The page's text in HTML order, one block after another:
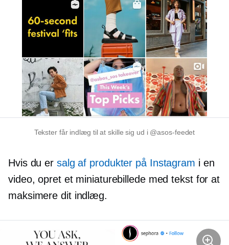
Tekster får indlæg til at skille sig ud i @asos-feedet
Hvis du er salg af produkter på Instagram i en
video, opret et miniaturebillede med tekst for at
maksimere dit indlæg.